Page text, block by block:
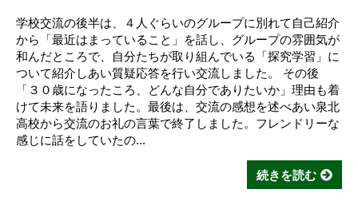
学校交流の後半は、４人ぐらいのグループに別れて自己紹介
から「最近はまっていること」を話し、グループの雰囲気が
和んだところで、自分たちが取り組んでいる「探究学習」に
ついて紹介しあい質疑応答を行い交流しました。 その後
「３０歳になったころ、どんな自分でありたいか」理由も着
けて未来を語りました。最後は、交流の感想を述べあい泉北
高校から交流のお礼の言葉で終了しました。フレンドリーな
感じに話をしていたの...
続きを読む